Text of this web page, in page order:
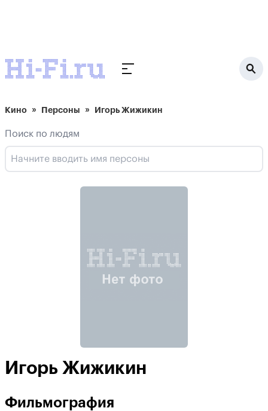
Кино Персоны Игорь Жижикин
Поиск по людям
Игорь Жижикин
Фильмография